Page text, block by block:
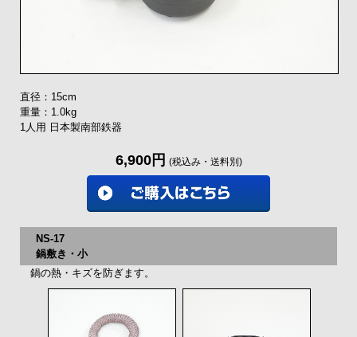
直径：15cm
重量：1.0kg
1人用 日本製南部鉄器
6,900円 (税込み・送料別)
NS-17
鍋敷き・小
鍋の熱・キズを防ぎます。